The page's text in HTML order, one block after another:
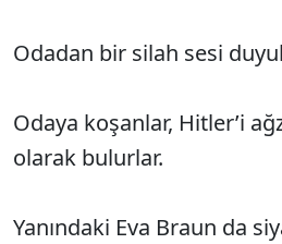
Odadan bir silah sesi
Odaya koşanlar, Hitler’i
olarak bulurlar.
Yanındaki Eva Braun da